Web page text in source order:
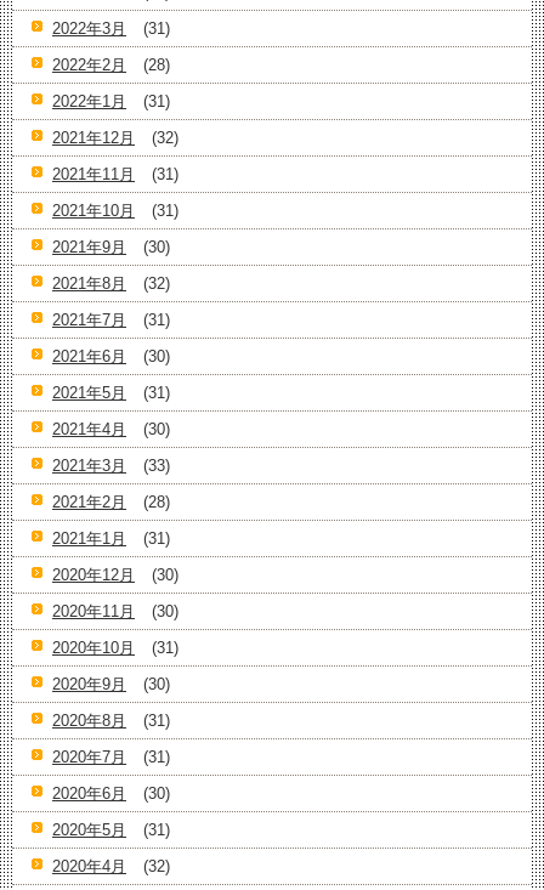
2022年3月
(31)
2022年2月
(28)
2022年1月
(31)
2021年12月
(32)
2021年11月
(31)
2021年10月
(31)
2021年9月
(30)
2021年8月
(32)
2021年7月
(31)
2021年6月
(30)
2021年5月
(31)
2021年4月
(30)
2021年3月
(33)
2021年2月
(28)
2021年1月
(31)
2020年12月
(30)
2020年11月
(30)
2020年10月
(31)
2020年9月
(30)
2020年8月
(31)
2020年7月
(31)
2020年6月
(30)
2020年5月
(31)
2020年4月
(32)